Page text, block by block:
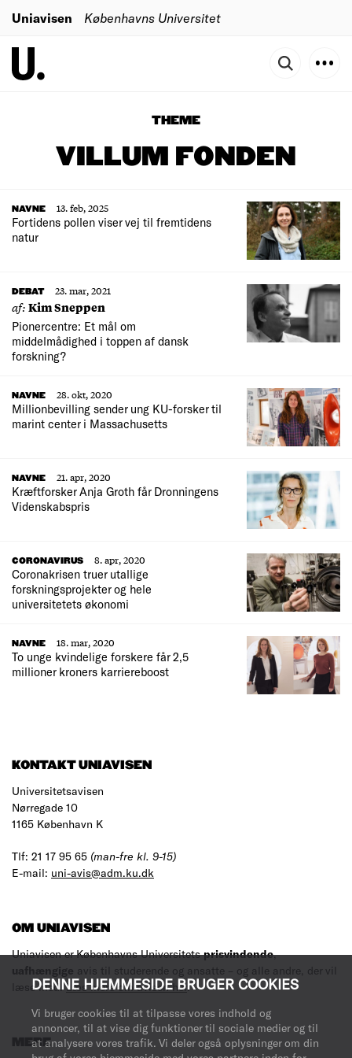
DENNE HJEMMESIDE BRUGER COOKIES
Vi bruger cookies til at tilpasse vores indhold og
annoncer, til at vise dig funktioner til sociale medier og til
at analysere vores trafik. Vi deler også oplysninger om din
Uniavisen Københavns Universitet
THEME
VILLUM FONDEN
NAVNE
13. feb, 2025
Fortidens pollen viser vej til fremtidens
natur
DEBAT 23. mar, 2021
af:Kim Sneppen
Pionercentre: Et mål om
middelmådighed i toppen af dansk
forskning?
NAVNE
28. okt, 2020
Millionbevilling sender ung KU-forsker til
marint center i Massachusetts
NAVNE
21. apr, 2020
Kræftforsker Anja Groth får Dronningens
Videnskabspris
CORONAVIRUS
8. apr, 2020
Coronakrisen truer utallige
forskningsprojekter og hele
universitetets økonomi
NAVNE
18. mar, 2020
To unge kvindelige forskere får 2,5
millioner kroners karriereboost
KONTAKT UNIAVISEN
Universitetsavisen
Nørregade 10
1165 København K
Tlf: 21 17 95 65 (man-fre kl. 9-15)
E-mail: uni-avis@adm.ku.dk
OM UNIAVISEN
Uniavisen er Københavns Universitetsprisvindende,
uafhængige avis til studerende og ansatte – og alle andre, der vil
læse med.Læs mere om avisen her.
MERE